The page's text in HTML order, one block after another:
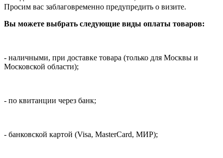
Просим вас заблаговременно предупредить о визите.
Вы можете выбрать следующие виды оплаты товаров:
- наличными, при доставке товара (только для Москвы и
Московской области);
- по квитанции через банк;
- банковской картой (Visa, MasterCard, МИР);